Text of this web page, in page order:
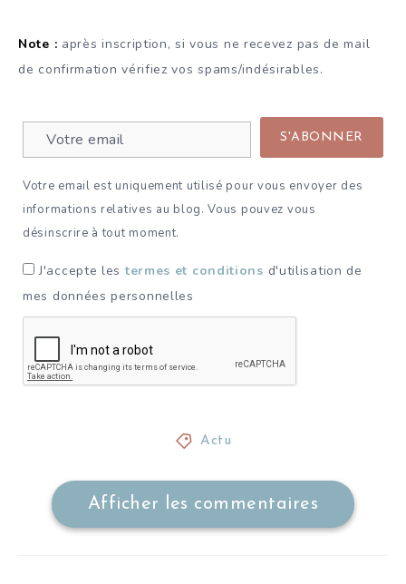
Note : après inscription, si vous ne recevez pas de mail
de confirmation vérifiez vos spams/indésirables.
Votre email est uniquement utilisé pour vous envoyer des
informations relatives au blog. Vous pouvez vous
désinscrire à tout moment.
J'accepte lestermes et conditions d'utilisation de
mes données personnelles
Actu
Afficher les commentaires